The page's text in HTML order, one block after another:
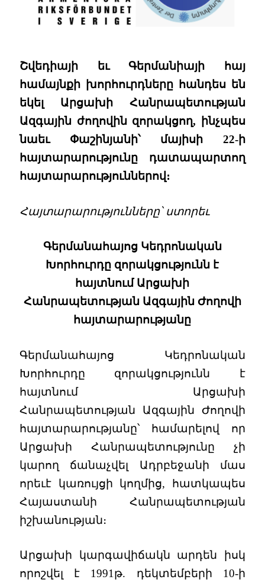
Շվեդիայի եւ Գերմանիայի հայ
համայնքի խորհուրդները հանդես են
եկել Արցախի Հանրապետության
Ազգային ժողովին զորակցող, ինչպես
նաեւ Փաշինյանի՝ մայիսի 22-ի
հայտարարությունը դատապարտող
հայտարարություններով։
Հայտարարությունները՝ ստորեւ
Գերմանահայոց Կեդրոնական
Խորհուրդը զորակցությունն է
հայտնում Արցախի
Հանրապետության Ազգային Ժողովի
հայտարարությանը
Գերմանահայոց Կեդրոնական
Խորհուրդը զորակցությունն է
հայտնում Արցախի
Հանրապետության Ազգային Ժողովի
հայտարարությանը՝ համարելով որ
Արցախի Հանրապետությունը չի
կարող ճանաչվել Ադրբեջանի մաս
որեւէ կառույցի կողմից, հատկապես
Հայաստանի Հանրապետության
իշխանության։
Արցախի կարգավիճակն արդեն իսկ
որոշվել է 1991թ. դեկտեմբերի 10-ի